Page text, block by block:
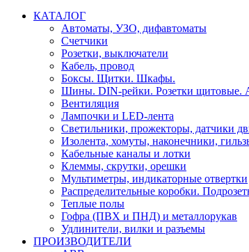
КАТАЛОГ
Автоматы, УЗО, дифавтоматы
Счетчики
Розетки, выключатели
Кабель, провод
Боксы. Щитки. Шкафы.
Шины. DIN-рейки. Розетки щитовые.
Вентиляция
Лампочки и LED-лента
Светильники, прожекторы, датчики
Изолента, хомуты, наконечники,
Кабельные каналы и лотки
Клеммы, скрутки, орешки
Мультиметры, индикаторные отвертки
Распределительные коробки.
Теплые полы
Гофра (ПВХ и ПНД) и металлорукав
Удлинители, вилки и разъемы
ПРОИЗВОДИТЕЛИ